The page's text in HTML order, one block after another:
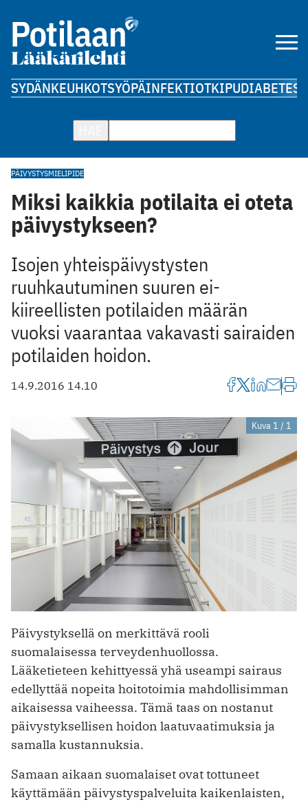
SYDÄNKEUHKOTSYÖPÄINFEKTIOTKIPUDIABETES
PÄIVYSTYSMIELIPIDE
Miksi kaikkia potilaita ei oteta
päivystykseen?
Isojen yhteispäivystysten
ruuhkautuminen suuren ei-
kiireellisten potilaiden määrän
vuoksi vaarantaa vakavasti sairaiden
potilaiden hoidon.
14.9.2016 14.10
Kuva 1 / 1
Päivystyksellä on merkittävä rooli
suomalaisessa terveydenhuollossa.
Lääketieteen kehittyessä yhä useampi sairaus
edellyttää nopeita hoitotoimia mahdollisimman
aikaisessa vaiheessa. Tämä taas on nostanut
päivystyksellisen hoidon laatuvaatimuksia ja
samalla kustannuksia.
Samaan aikaan suomalaiset ovat tottuneet
käyttämään päivystyspalveluita kaikenlaisten,